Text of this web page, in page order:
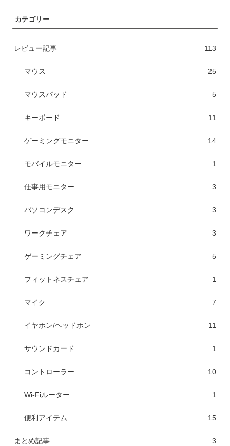
カテゴリー
レビュー記事 113
マウス 25
マウスパッド 5
キーボード 11
ゲーミングモニター 14
モバイルモニター 1
仕事用モニター 3
パソコンデスク 3
ワークチェア 3
ゲーミングチェア 5
フィットネスチェア 1
マイク 7
イヤホン/ヘッドホン 11
サウンドカード 1
コントローラー 10
Wi-Fiルーター 1
便利アイテム 15
まとめ記事 3